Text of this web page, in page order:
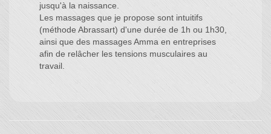
jusqu'à la naissance.
Les massages que je propose sont intuitifs
(méthode Abrassart) d'une durée de 1h ou 1h30,
ainsi que des massages Amma en entreprises
afin de relâcher les tensions musculaires au
travail.